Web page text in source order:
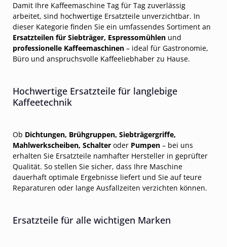
Damit Ihre Kaffeemaschine Tag für Tag zuverlässig
arbeitet, sind hochwertige Ersatzteile unverzichtbar. In
dieser Kategorie finden Sie ein umfassendes Sortiment an
Ersatzteilen für Siebträger, Espressomühlen und
professionelle Kaffeemaschinen – ideal für Gastronomie,
Büro und anspruchsvolle Kaffeeliebhaber zu Hause.
Hochwertige Ersatzteile für langlebige
Kaffeetechnik
Ob Dichtungen, Brühgruppen, Siebträgergriffe,
Mahlwerkscheiben, Schalter oder Pumpen – bei uns
erhalten Sie Ersatzteile namhafter Hersteller in geprüfter
Qualität. So stellen Sie sicher, dass Ihre Maschine
dauerhaft optimale Ergebnisse liefert und Sie auf teure
Reparaturen oder lange Ausfallzeiten verzichten können.
Ersatzteile für alle wichtigen Marken